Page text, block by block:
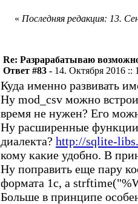
« Последняя редакция: 13.
Re: Разрарабатываю
Ответ #83 - 14. Октября 2016 ::
Куда именно развивать
Ну mod_csv можно
время не нужен? Его
Ну расширенные функции
диалекта? http://sqlite-
кому какие удобно. В
Ну поправить еще пару
формата 1с, а
Больше в принципе